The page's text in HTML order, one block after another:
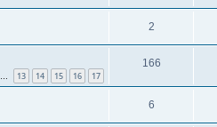
2
… 13 14 15 16 17
166
6